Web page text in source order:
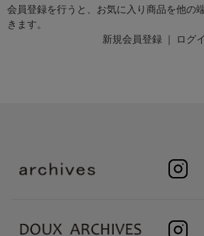
会員登録を行うと、お気に入り商品を他の
きます。
新規会員登録 ｜ ログ